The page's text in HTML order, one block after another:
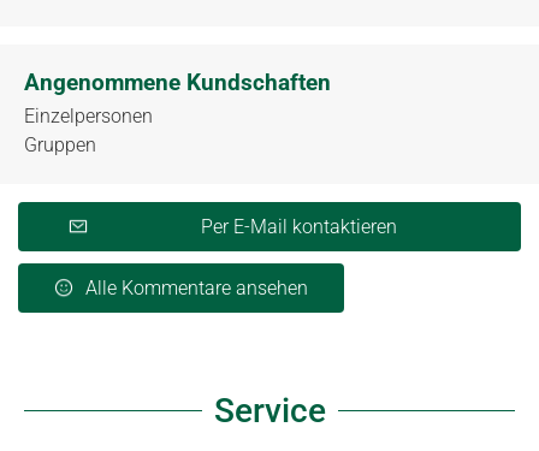
Angenommene Kundschaften
Einzelpersonen
Gruppen
Per E-Mail kontaktieren
Alle Kommentare ansehen
Service